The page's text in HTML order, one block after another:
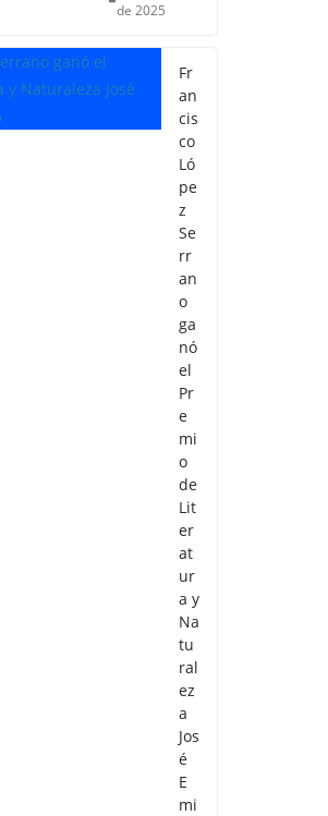
de 2025
Fr
an
cis
co
Ló
pe
z
Se
rr
an
o
ga
nó
el
Pr
e
mi
o
de
Lit
er
at
ur
a y
Na
tu
ral
ez
a
Jos
é
E
mi